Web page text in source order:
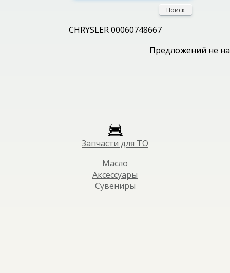
Поиск
CHRYSLER 00060748667
Предложений не
Запчасти для ТО
Масло
Аксессуары
Сувениры